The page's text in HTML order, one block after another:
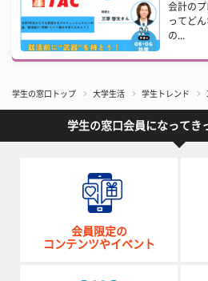
会計のプ
ってど
の...
学生の窓口トップ 大学生活 学生トレンド
学生の窓口会員になってき
会員限定の
コンテンツやイベント